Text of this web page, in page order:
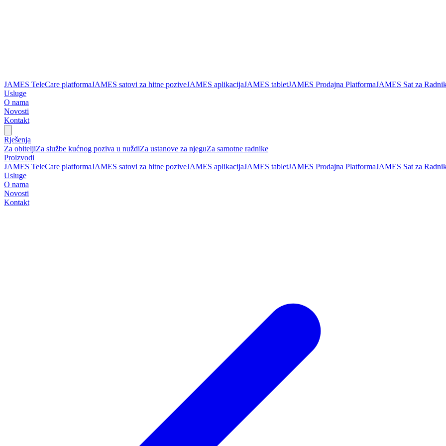
JAMES TeleCare platformaJAMES satovi za hitne poziveJAMES aplikacijaJAMES tabletJAMES Prodajna PlatformaJAMES Sat za
Usluge
O nama
Novosti
Kontakt
Rješenja
Za obiteljiZa službe kućnog poziva u nuždiZa ustanove za njeguZa samotne radnike
Proizvodi
JAMES TeleCare platformaJAMES satovi za hitne poziveJAMES aplikacijaJAMES tabletJAMES Prodajna PlatformaJAMES Sat za
Usluge
O nama
Novosti
Kontakt